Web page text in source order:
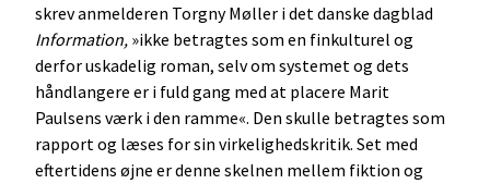
skrev anmelderen Torgny Møller i det danske dagblad
Information, »ikke betragtes som en finkulturel og
derfor uskadelig roman, selv om systemet og dets
håndlangere er i fuld gang med at placere Marit
Paulsens værk i den ramme«. Den skulle betragtes som
rapport og læses for sin virkelighedskritik. Set med
eftertidens øjne er denne skelnen mellem fiktion og